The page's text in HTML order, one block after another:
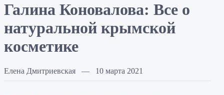
Галина Коновалова: Все о
натуральной крымской
косметике
Елена Дмитриевская — 10 марта 2021